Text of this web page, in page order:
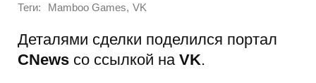
Теги: Mamboo Games, VK
Деталями сделки поделился портал
CNews со ссылкой на VK.